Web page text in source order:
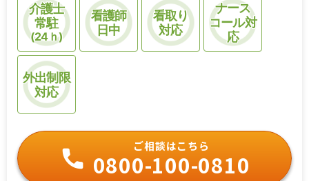
介護士
常駐
(24ｈ)
看護師
日中
看取り
対応
ナース
コール対
応
外出制限
対応
ご相談はこちら
0800-100-0810